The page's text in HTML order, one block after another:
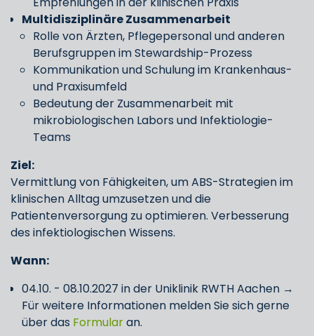
Multidisziplinäre Zusammenarbeit
Rolle von Ärzten, Pflegepersonal und anderen
Berufsgruppen im Stewardship-Prozess
Kommunikation und Schulung im Krankenhaus-
und Praxisumfeld
Bedeutung der Zusammenarbeit mit
mikrobiologischen Labors und Infektiologie-
Teams
Ziel:
Vermittlung von Fähigkeiten, um ABS-Strategien im
klinischen Alltag umzusetzen und die
Patientenversorgung zu optimieren. Verbesserung
des infektiologischen Wissens.
Wann:
04.10. - 08.10.2027 in der Uniklinik RWTH Aachen →
Für weitere Informationen melden Sie sich gerne
über das Formularan.